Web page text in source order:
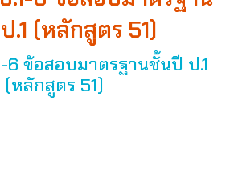
.1 (หลักสูตร 51)
6 ข้อสอบมาตรฐานชั้นปี ป.1
(หลักสูตร 51)